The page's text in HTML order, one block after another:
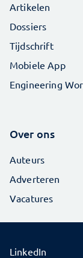
Artikelen
Dossiers
Tijdschrift
Mobiele App
Engineering
Over ons
Auteurs
Adverteren
Vacatures
LinkedIn